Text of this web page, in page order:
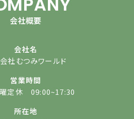
会社概要
会社名
社むつみワールド
営業時間
定休 09:00~17:30
所在地